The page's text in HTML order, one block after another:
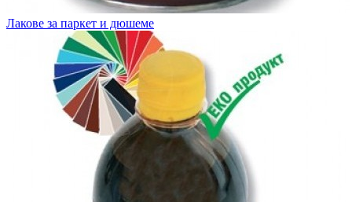
Лакове за паркет и дюшеме